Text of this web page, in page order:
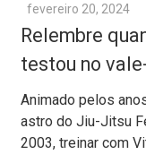
fevereiro 20, 2024
Relembre
testou no
Animado pelos
astro do Jiu-Jitsu
2003, treinar com